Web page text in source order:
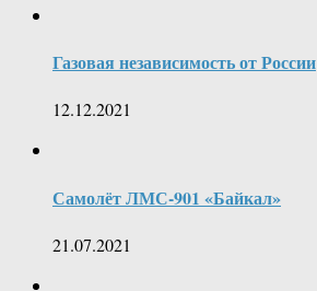
Газовая независимость от России
12.12.2021
Самолёт ЛМС-901 «Байкал»
21.07.2021